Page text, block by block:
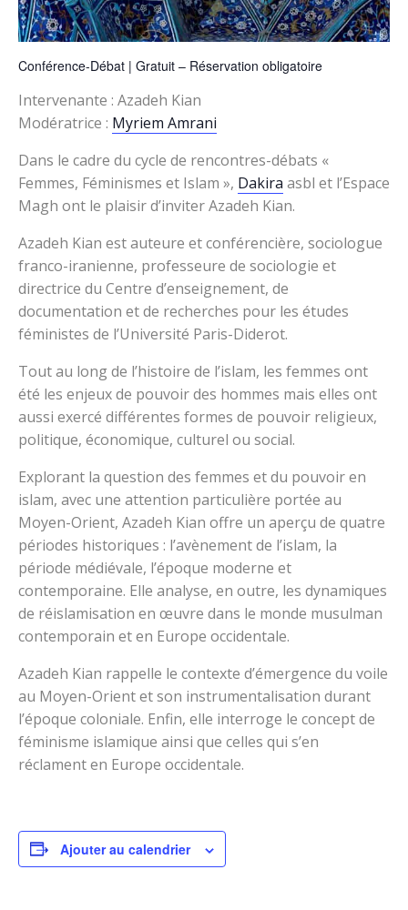
Conférence-Débat | Gratuit – Réservation obligatoire
Intervenante : Azadeh Kian
Modératrice : Myriem Amrani
Dans le cadre du cycle de rencontres-débats «
Femmes, Féminismes et Islam », Dakira asbl et l’Espace
Magh ont le plaisir d’inviter Azadeh Kian.
Azadeh Kian est auteure et conférencière, sociologue
franco-iranienne, professeure de sociologie et
directrice du Centre d’enseignement, de
documentation et de recherches pour les études
féministes de l’Université Paris-Diderot.
Tout au long de l’histoire de l’islam, les femmes ont
été les enjeux de pouvoir des hommes mais elles ont
aussi exercé différentes formes de pouvoir religieux,
politique, économique, culturel ou social.
Explorant la question des femmes et du pouvoir en
islam, avec une attention particulière portée au
Moyen-Orient, Azadeh Kian offre un aperçu de quatre
périodes historiques : l’avènement de l’islam, la
période médiévale, l’époque moderne et
contemporaine. Elle analyse, en outre, les dynamiques
de réislamisation en œuvre dans le monde musulman
contemporain et en Europe occidentale.
Azadeh Kian rappelle le contexte d’émergence du voile
au Moyen-Orient et son instrumentalisation durant
l’époque coloniale. Enfin, elle interroge le concept de
féminisme islamique ainsi que celles qui s’en
réclament en Europe occidentale.
Ajouter au calendrier